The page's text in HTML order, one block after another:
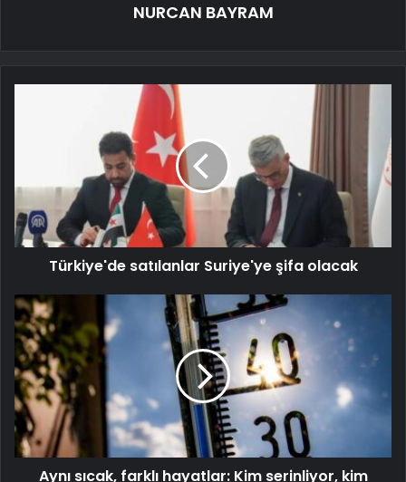
NURCAN BAYRAM
Türkiye'de satılanlar Suriye'ye şifa olacak
Aynı sıcak, farklı hayatlar: Kim serinliyor, kim